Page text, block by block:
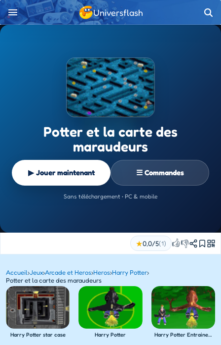
Universflash
Potter et la carte des
maraudeurs
▶ Jouer maintenant ☰ Commandes
Sans téléchargement • PC & mobile
★0,0/5(1) 👍👎
Accueil›Jeux›Arcade et Heros›Heros›Harry Potter›
Potter et la carte des maraudeurs
Harry Potter star case Harry Potter Harry Potter Entrainement de Gardiens